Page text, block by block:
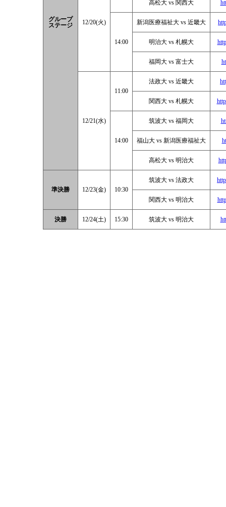
グループ
ステージ
12/20(火)
高松大 vs 関西大
14:00
新潟医療福祉大 vs 近畿大
明治大 vs 札幌大
福岡大 vs 富士大
12/21(水)
11:00
法政大 vs 近畿大
関西大 vs 札幌大
14:00
筑波大 vs 福岡大
福山大 vs 新潟医療福祉大
高松大 vs 明治大
準決勝 12/23(金) 10:30
筑波大 vs 法政大
関西大 vs 明治大
決勝 12/24(土) 15:30 筑波大 vs 明治大